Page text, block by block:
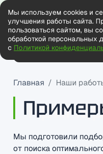
ГлавнаяНаши работы
Главная Наши
Мы подготовили
от поиска
Мы используем cookies и
улучшения работы сайта.
пользоваться сайтом, вы
обработкой персональных
с Политикой